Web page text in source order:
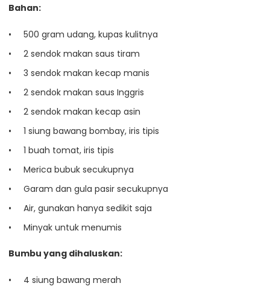
Bahan:
500 gram udang, kupas kulitnya
2 sendok makan saus tiram
3 sendok makan kecap manis
2 sendok makan saus Inggris
2 sendok makan kecap asin
1 siung bawang bombay, iris tipis
1 buah tomat, iris tipis
Merica bubuk secukupnya
Garam dan gula pasir secukupnya
Air, gunakan hanya sedikit saja
Minyak untuk menumis
Bumbu yang dihaluskan:
4 siung bawang merah